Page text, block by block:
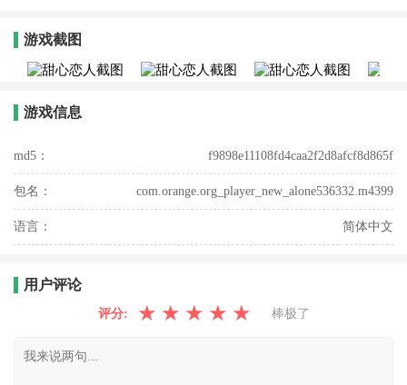
游戏截图
游戏信息
md5： f9898e11108fd4caa2f2d8afcf8d865f
包名： com.orange.org_player_new_alone536332.m4399
语言： 简体中文
用户评论
评分: ★ ★ ★ ★ ★ 棒极了